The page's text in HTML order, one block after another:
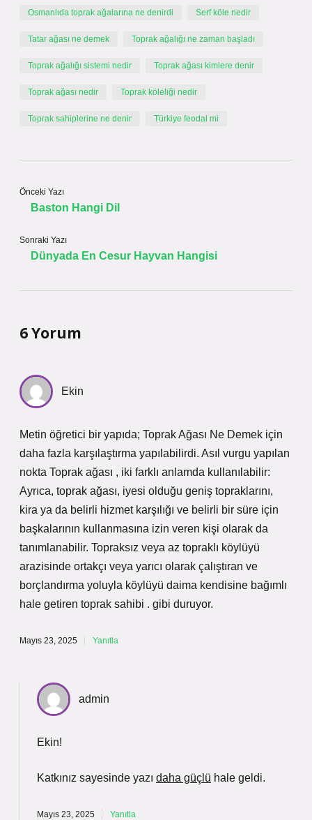
Osmanlıda toprak ağalarına ne denirdi Serf köle nedir
Tatar ağası ne demek Toprak ağalığı ne zaman başladı
Toprak ağalığı sistemi nedir Toprak ağası kimlere denir
Toprak ağası nedir Toprak köleliği nedir
Toprak sahiplerine ne denir Türkiye feodal mi
Önceki Yazı
Baston Hangi Dil
Sonraki Yazı
Dünyada En Cesur Hayvan Hangisi
6 Yorum
Ekin
Metin öğretici bir yapıda; Toprak Ağası Ne Demek için
daha fazla karşılaştırma yapılabilirdi. Asıl vurgu yapılan
nokta Toprak ağası , iki farklı anlamda kullanılabilir:
Ayrıca, toprak ağası, iyesi olduğu geniş topraklarını,
kira ya da belirli hizmet karşılığı ve belirli bir süre için
başkalarının kullanmasına izin veren kişi olarak da
tanımlanabilir. Topraksız veya az topraklı köylüyü
arazisinde ortakçı veya yarıcı olarak çalıştıran ve
borçlandırma yoluyla köylüyü daima kendisine bağımlı
hale getiren toprak sahibi . gibi duruyor.
Mayıs 23, 2025 Yanıtla
admin
Ekin!
Katkınız sayesinde yazı daha güçlü hale geldi.
Mayıs 23, 2025 Yanıtla